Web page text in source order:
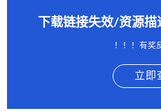
下载链接失效/资源
！！！有奖
立即